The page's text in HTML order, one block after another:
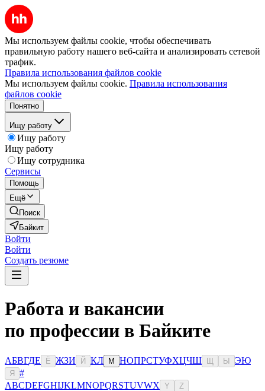
Мы используем файлы cookie, чтобы обеспечивать
правильную работу нашего веб-сайта и анализировать сетевой
трафик.
Правила использования файлов cookie
Мы используем файлы cookie. Правила использования
файлов cookie
Понятно
Ищу работу
Ищу работу
Ищу работу
Ищу сотрудника
Сервисы
Помощь
Ещё
Поиск
Байкит
Войти
Войти
Создать резюме
Работа и вакансии
по профессии в Байките
АБВГДЕ Ё ЖЗИ Й КЛ М НОПРСТУФХЦЧШ Ы ЭЮ
Я
#
ABCDEFGHIJKLMNOPQRSTUVWX Y Z